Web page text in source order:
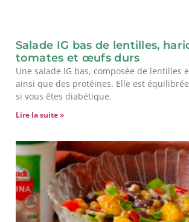
Salade IG bas de lentilles,
tomates et œufs durs
Une salade IG bas, composée de lentilles
ainsi que des protéines. Elle est
si vous êtes diabétique.
Lire la suite »